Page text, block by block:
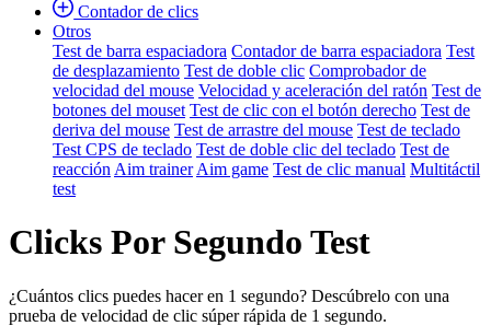
Contador de clics
Otros
Test de barra espaciadora Contador de barra espaciadora Test
de desplazamiento Test de doble clic Comprobador de
velocidad del mouse Velocidad y aceleración del ratón Test de
botones del mouset Test de clic con el botón derecho Test de
deriva del mouse Test de arrastre del mouse Test de teclado
Test CPS de teclado Test de doble clic del teclado Test de
reacción Aim trainer Aim game Test de clic manual Multitáctil
test
Clicks Por Segundo Test
¿Cuántos clics puedes hacer en 1 segundo? Descúbrelo con una
prueba de velocidad de clic súper rápida de 1 segundo.